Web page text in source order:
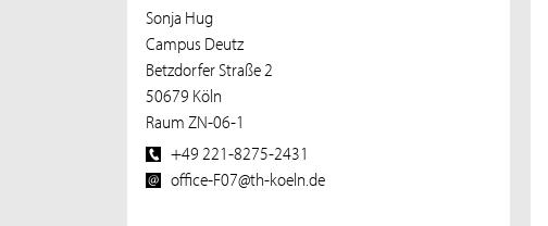
Sonja Hug
Campus Deutz
Betzdorfer Straße 2
50679 Köln
Raum ZN-06-1
+49 221-8275-2431
office-F07@th-koeln.de